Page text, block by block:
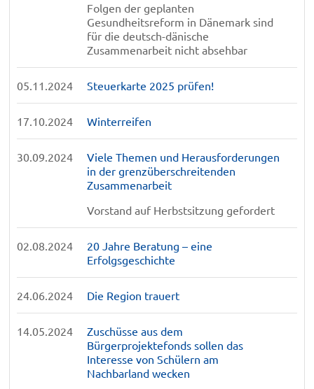
Folgen der geplanten
Gesundheitsreform in Dänemark sind
für die deutsch-dänische
Zusammenarbeit nicht absehbar
05.11.2024 Steuerkarte 2025 prüfen!
17.10.2024 Winterreifen
30.09.2024
Viele Themen und Herausforderungen
in der grenzüberschreitenden
Zusammenarbeit
Vorstand auf Herbstsitzung gefordert
02.08.2024
20 Jahre Beratung – eine
Erfolgsgeschichte
24.06.2024 Die Region trauert
14.05.2024
Zuschüsse aus dem
Bürgerprojektefonds sollen das
Interesse von Schülern am
Nachbarland wecken